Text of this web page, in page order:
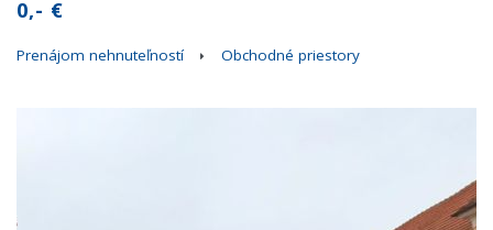
0,- €
Prenájom nehnuteľností Obchodné priestory